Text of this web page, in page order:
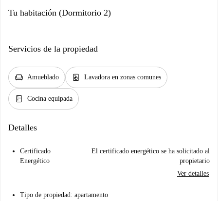
Tu habitación (Dormitorio 2)
Servicios de la propiedad
chair Amueblado local_laundry_service Lavadora en zonas comunes
kitchen Cocina equipada
Detalles
Certificado
Energético
El certificado energético se ha solicitado al
propietario
Ver detalles
Tipo de propiedad: apartamento